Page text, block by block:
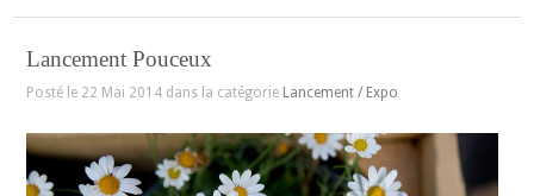
Lancement Pouceux
Posté le 22 Mai 2014 dans la catégorie Lancement / Expo